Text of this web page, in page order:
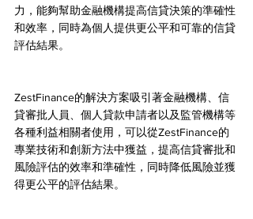
力，能夠幫助金融機構提高信貸決策的準確性
和效率，同時為個人提供更公平和可靠的信貸
評估結果。
ZestFinance的解決方案吸引著金融機構、信
貸審批人員、個人貸款申請者以及監管機構等
各種利益相關者使用，可以從ZestFinance的
專業技術和創新方法中獲益，提高信貸審批和
風險評估的效率和準確性，同時降低風險並獲
得更公平的評估結果。